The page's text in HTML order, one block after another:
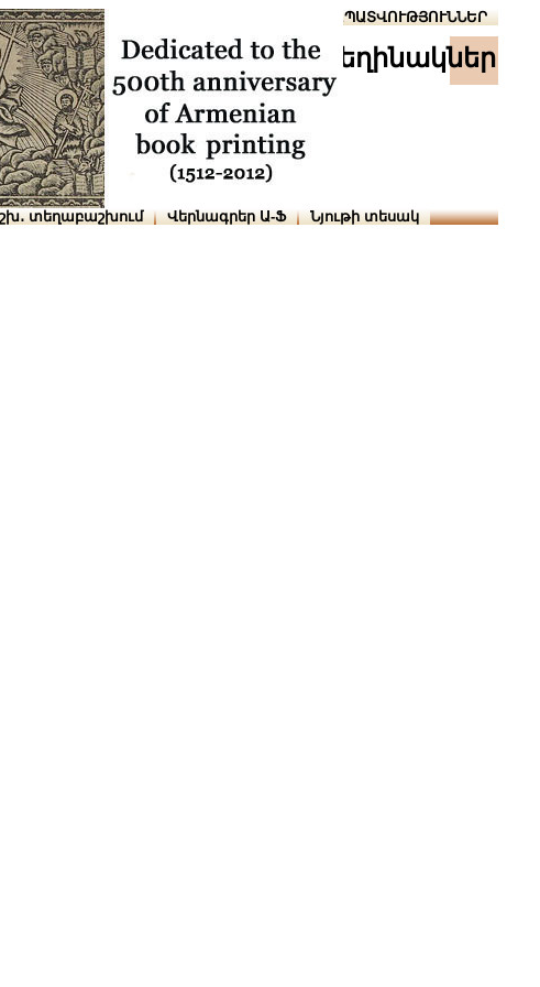
ՆԱԽԱՊԱՏՎՈՒԹՅՈՒՆՆԵՐ
հեղինակներ
տեղաբաշխում Վերնագրեր Ա-Ֆ Նյութի տեսակ